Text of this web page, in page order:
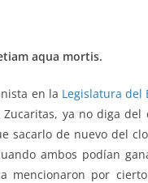
aqua mortis.
en la Legislatura del
ya no diga
sacarlo de nuevo del
ambos podían
mencionaron por